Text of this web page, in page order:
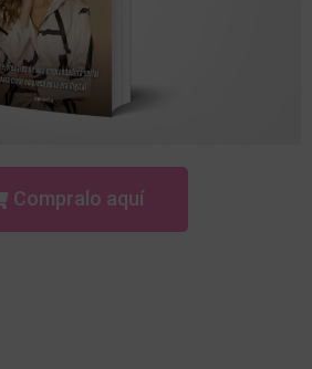
Compralo aquí